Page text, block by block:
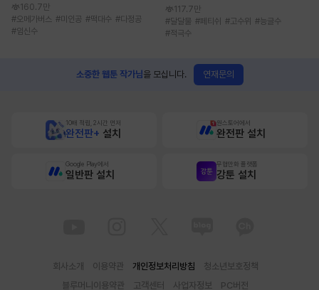
160.7만
#오메가버스 #미인공 #떡대수 #다정공
#임신수
117.7만
#달달물 #페티쉬 #고수위 #능글수
#적극수
소중한 웹툰 작가님을 모십니다. 연재문의
10배 적립, 2시간 먼저
완전판+ 설치
원스토어에서
완전판 설치
Google Play에서
일반판 설치
무협만화 플랫폼
강툰 설치
회사소개 이용약관 개인정보처리방침
청소년보호정책
블루머니이용약관
고객센터 사업자정보 PC버전